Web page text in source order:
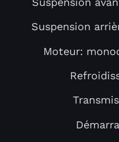
Suspension
Moteur: